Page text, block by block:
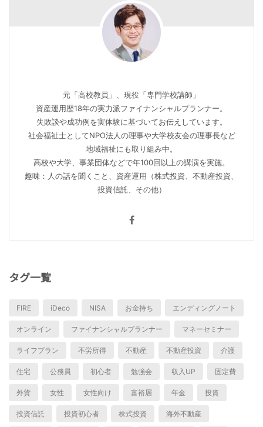
元「高校教員」、現役「専門学校講師」
資産運用歴18年の実力派ファイナンシャルプランナー。
失敗談や成功例を実体験に基づいてお伝えしています。
社会福祉士としてNPO法人の理事や大学校友会の理事長など
地域福祉にも取り組み中。
高校や大学、事業団体などで年100回以上の講演を実施。
趣味：人の話を聞くこと、資産運用（株式投資、不動産投資、
投資信託、その他）
タグ一覧
FIRE iDeco NISA お金持ち エンディングノート
オンライン ファイナンシャルプランナー マネーセミナー
ライフプラン 不労所得 不動産 不動産投資 介護
住宅 公務員 初心者 勉強会 収入UP 固定費
外貨 女性 女性向け 富裕層 年金 投資
投資信託 投資初心者 株式投資 海外不動産